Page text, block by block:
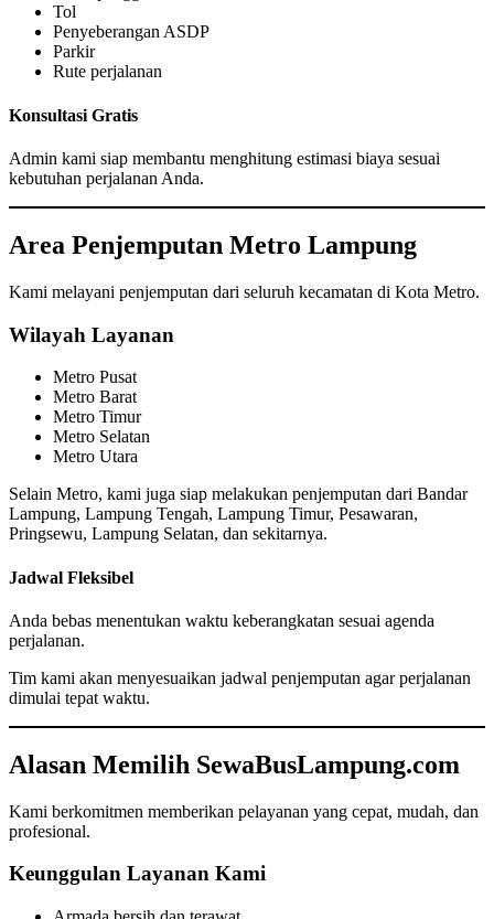
Tol
Penyeberangan ASDP
Parkir
Rute perjalanan
Konsultasi Gratis
Admin kami siap membantu menghitung estimasi biaya sesuai
kebutuhan perjalanan Anda.
Area Penjemputan Metro Lampung
Kami melayani penjemputan dari seluruh kecamatan di Kota Metro.
Wilayah Layanan
Metro Pusat
Metro Barat
Metro Timur
Metro Selatan
Metro Utara
Selain Metro, kami juga siap melakukan penjemputan dari Bandar
Lampung, Lampung Tengah, Lampung Timur, Pesawaran,
Pringsewu, Lampung Selatan, dan sekitarnya.
Jadwal Fleksibel
Anda bebas menentukan waktu keberangkatan sesuai agenda
perjalanan.
Tim kami akan menyesuaikan jadwal penjemputan agar perjalanan
dimulai tepat waktu.
Alasan Memilih SewaBusLampung.com
Kami berkomitmen memberikan pelayanan yang cepat, mudah, dan
profesional.
Keunggulan Layanan Kami